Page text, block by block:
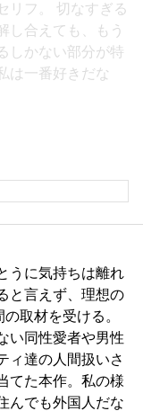
リフ。 切なすぎる
し合えても、もう
しかない部分が特
は一番好きだな
うに気持ちは離れ
と言えず、理想の
取材を受ける。
い同性愛者や男性
ィ達の人間扱いさ
てた本作。私の様
んでも外国人だな